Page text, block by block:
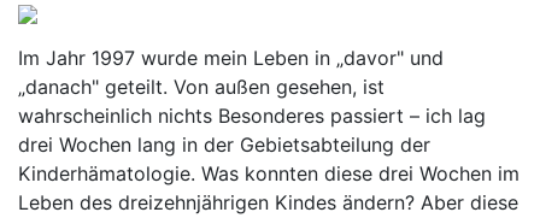
Im Jahr 1997 wurde mein Leben in „davor" und
„danach" geteilt. Von außen gesehen, ist
wahrscheinlich nichts Besonderes passiert – ich lag
drei Wochen lang in der Gebietsabteilung der
Kinderhämatologie. Was konnten diese drei Wochen im
Leben des dreizehnjährigen Kindes ändern? Aber diese